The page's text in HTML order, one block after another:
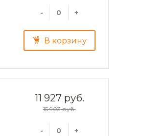
- +
В корзину
11 927 руб.
15 903 руб.
- +